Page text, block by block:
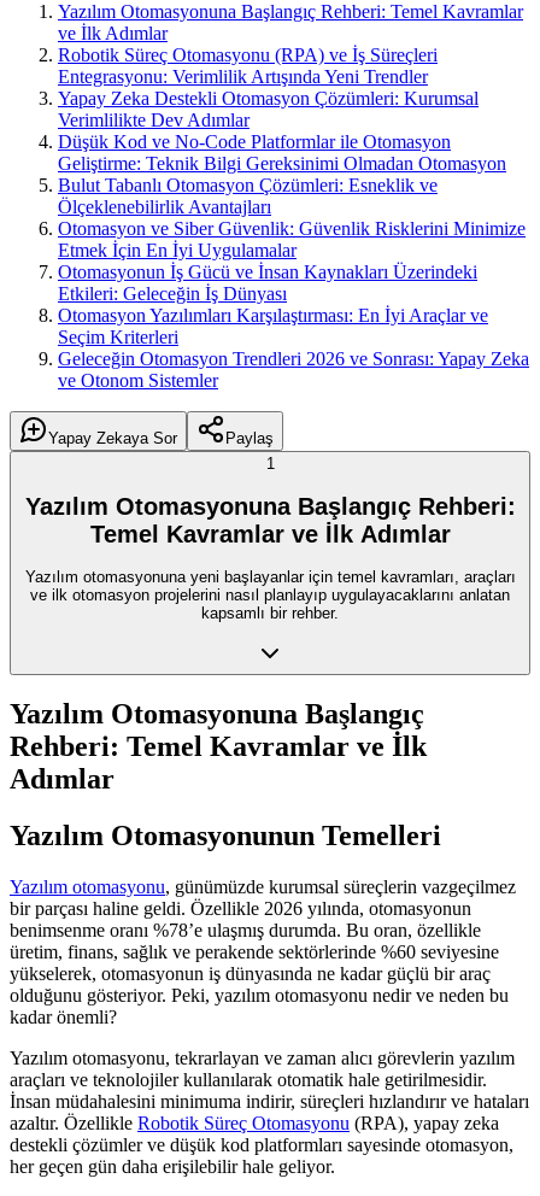
Yazılım Otomasyonuna Başlangıç Rehberi: Temel Kavramlar
ve İlk Adımlar
Robotik Süreç Otomasyonu (RPA) ve İş Süreçleri
Entegrasyonu: Verimlilik Artışında Yeni Trendler
Yapay Zeka Destekli Otomasyon Çözümleri: Kurumsal
Verimlilikte Dev Adımlar
Düşük Kod ve No-Code Platformlar ile Otomasyon
Geliştirme: Teknik Bilgi Gereksinimi Olmadan Otomasyon
Bulut Tabanlı Otomasyon Çözümleri: Esneklik ve
Ölçeklenebilirlik Avantajları
Otomasyon ve Siber Güvenlik: Güvenlik Risklerini Minimize
Etmek İçin En İyi Uygulamalar
Otomasyonun İş Gücü ve İnsan Kaynakları Üzerindeki
Etkileri: Geleceğin İş Dünyası
Otomasyon Yazılımları Karşılaştırması: En İyi Araçlar ve
Seçim Kriterleri
Geleceğin Otomasyon Trendleri 2026 ve Sonrası: Yapay Zeka
ve Otonom Sistemler
Yapay Zekaya Sor
Paylaş
1
Yazılım Otomasyonuna Başlangıç Rehberi:
Temel Kavramlar ve İlk Adımlar
Yazılım otomasyonuna yeni başlayanlar için temel kavramları, araçları
ve ilk otomasyon projelerini nasıl planlayıp uygulayacaklarını anlatan
kapsamlı bir rehber.
Yazılım Otomasyonuna Başlangıç
Rehberi: Temel Kavramlar ve İlk
Adımlar
Yazılım Otomasyonunun Temelleri
Yazılım otomasyonu, günümüzde kurumsal süreçlerin vazgeçilmez
bir parçası haline geldi. Özellikle 2026 yılında, otomasyonun
benimsenme oranı %78’e ulaşmış durumda. Bu oran, özellikle
üretim, finans, sağlık ve perakende sektörlerinde %60 seviyesine
yükselerek, otomasyonun iş dünyasında ne kadar güçlü bir araç
olduğunu gösteriyor. Peki, yazılım otomasyonu nedir ve neden bu
kadar önemli?
Yazılım otomasyonu, tekrarlayan ve zaman alıcı görevlerin yazılım
araçları ve teknolojiler kullanılarak otomatik hale getirilmesidir.
İnsan müdahalesini minimuma indirir, süreçleri hızlandırır ve hataları
azaltır. Özellikle Robotik Süreç Otomasyonu (RPA), yapay zeka
destekli çözümler ve düşük kod platformları sayesinde otomasyon,
her geçen gün daha erişilebilir hale geliyor.